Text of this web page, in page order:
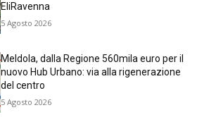
EliRavenna
5 Agosto 2026
Meldola, dalla Regione 560mila euro per il
nuovo Hub Urbano: via alla rigenerazione
del centro
5 Agosto 2026